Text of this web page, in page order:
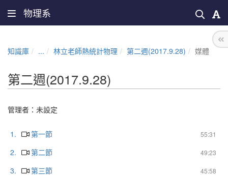
物理系
知識庫 ... 林立老師熱統計物理 第二週(2017.9.28) 媒體
第二週(2017.9.28)
管理者：未設定
1. 55:31
第一節
2.
49:23
第二節
3.
45:58
第三節